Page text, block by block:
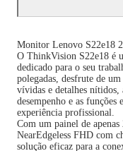
Monitor Lenovo S22e18
O ThinkVision S22e18 é
dedicado para o seu
polegadas, desfrute de
vívidas e detalhes
desempenho e as
experiência profissional.
Com um painel de
NearEdgeless FHD com
solução eficaz para a